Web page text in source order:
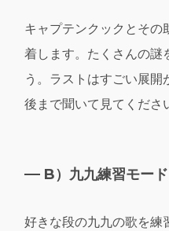
キャプテンクックとそ
着します。たくさんの謎
う。ラストはすごい展
後まで聞いて見てくださ
B）九九練習モード
好きな段の九九の歌を練